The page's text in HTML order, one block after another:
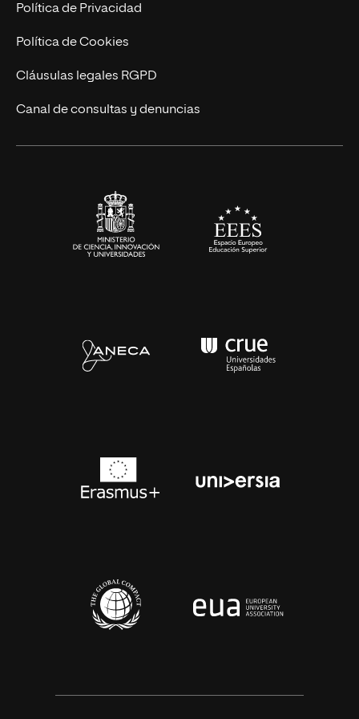
Cursos Universitarios
Trabaja en UNIR
Actualidad
UNIR Revista
Eventos
Política de Privacidad
Política de Cookies
Cláusulas legales RGPD
Canal de consultas y denuncias